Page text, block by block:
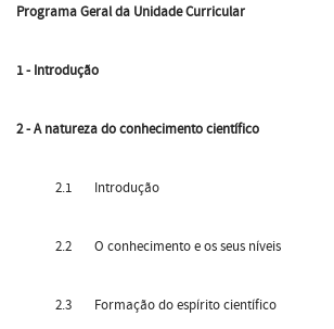
Programa Geral da Unidade Curricular
1 - Introdução
2 - A natureza do conhecimento científico
2.1 Introdução
2.2 O conhecimento e os seus níveis
2.3 Formação do espírito científico